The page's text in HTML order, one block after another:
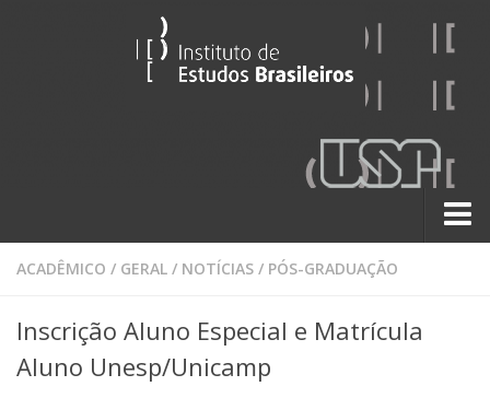
Sobre
A História do IEB
Institucional
ACADÊMICO / GERAL / NOTÍCIAS / PÓS-GRADUAÇÃO
Inscrição Aluno Especial e Matrícula
Aluno Unesp/Unicamp